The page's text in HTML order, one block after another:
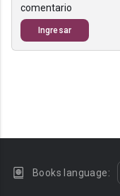
comentario
Ingresar
Books language: